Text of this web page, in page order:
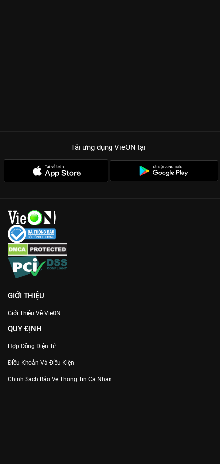
Tải ứng dụng VieON tại
GIỚI THIỆU
Giới Thiệu Về VieON
QUY ĐỊNH
Hợp Đồng Điện Tử
Điều Khoản Và Điều Kiện
Chính Sách Bảo Vệ Thông Tin Cá Nhân